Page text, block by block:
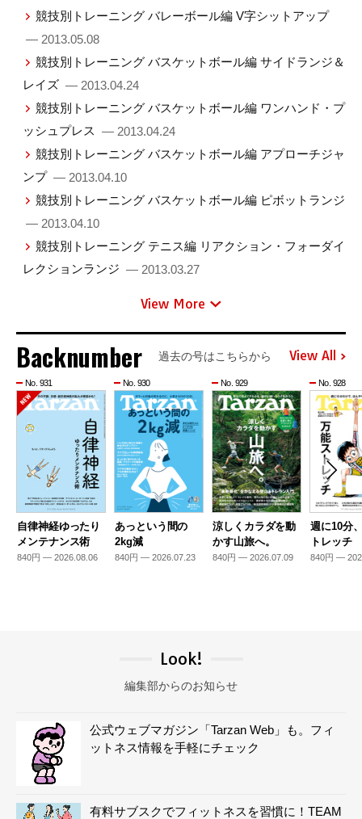
競技別トレーニング バレーボール編 V字シットアップ
— 2013.05.08
競技別トレーニング バスケットボール編 サイドランジ＆
レイズ — 2013.04.24
競技別トレーニング バスケットボール編 ワンハンド・プ
ッシュプレス — 2013.04.24
競技別トレーニング バスケットボール編 アプローチジャ
ンプ — 2013.04.10
競技別トレーニング バスケットボール編 ピボットランジ
— 2013.04.10
競技別トレーニング テニス編 リアクション・フォーダイ
レクションランジ — 2013.03.27
View More
Backnumber 過去の号はこちらから View All
No. 931
自律神経ゆったり
メンテナンス術
840円 — 2026.08.06
No. 930
あっという間の
2kg減
840円 — 2026.07.23
No. 929
涼しくカラダを動
かす山旅へ。
840円 — 2026.07.09
No. 928
週に10分
トレッチ
840円 —
Look!
編集部からのお知らせ
公式ウェブマガジン「Tarzan Web」も。フィ
ットネス情報を手軽にチェック
有料サブスクでフィットネスを習慣に！TEAM